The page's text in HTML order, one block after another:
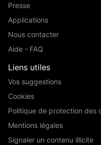
Presse
Applications
Nous contacter
Aide - FAQ
Liens utiles
Vos suggestions
Cookies
Politique de protection des
Mentions légales
Signaler un contenu illicite